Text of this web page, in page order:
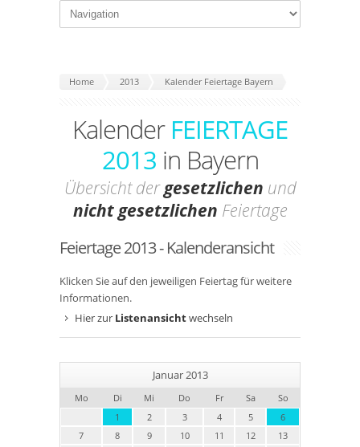
Home 2013 Kalender Feiertage Bayern
Kalender FEIERTAGE
2013 in Bayern
Übersicht dergesetzlichen und
nicht gesetzlichen Feiertage
Feiertage 2013 - Kalenderansicht
Klicken Sie auf den jeweiligen Feiertag für weitere
Informationen.
Hier zur Listenansichtwechseln
Januar 2013
Mo Di Mi Do Fr Sa
So
1
2 3 4 5
6
7
8 9 10 11 12
13